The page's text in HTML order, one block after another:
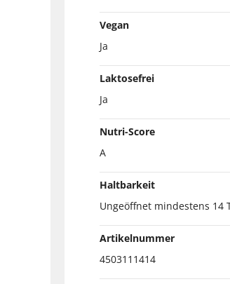
Vegan
Ja
Laktosefrei
Ja
Nutri-Score
A
Haltbarkeit
Ungeöffnet mindestens 14
Artikelnummer
4503111414